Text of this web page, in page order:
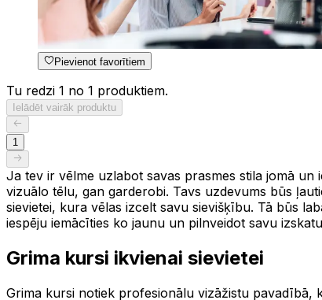
Pievienot favorītiem
Tu redzi 1 no 1 produktiem.
Ielādēt vairāk produktu
1
Ja tev ir vēlme uzlabot savas prasmes stila jomā
vizuālo tēlu, gan garderobi. Tavs uzdevums būs
sievietei, kura vēlas izcelt savu sievišķību. Tā būs
iespēju iemācīties ko jaunu un pilnveidot savu
Grima kursi ikvienai sievietei
Grima kursi notiek profesionālu vizāžistu pavadībā,